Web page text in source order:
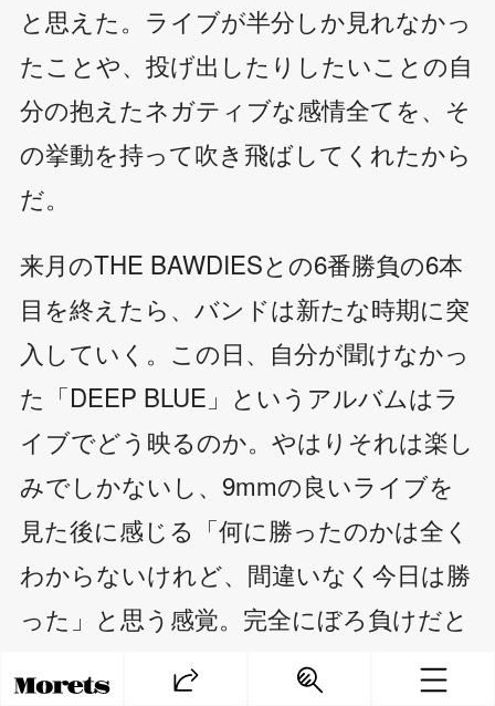
と思えた。ライブが半分しか見れなかっ
たことや、投げ出したりしたいことの自
分の抱えたネガティブな感情全てを、そ
の挙動を持って吹き飛ばしてくれたから
だ。
来月のTHE BAWDIESとの6番勝負の6本
目を終えたら、バンドは新たな時期に突
入していく。この日、自分が聞けなかっ
た「DEEP BLUE」というアルバムはラ
イブでどう映るのか。やはりそれは楽し
みでしかないし、9mmの良いライブを
見た後に感じる「何に勝ったのかは全く
わからないけれど、間違いなく今日は勝
った」と思う感覚。完全にぼろ負けだと
思っていたこの日でさえ、それを確かに